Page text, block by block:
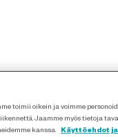
toimii oikein ja voimme
Jaamme myös tietoja
kanssa.
Käyttöehdot